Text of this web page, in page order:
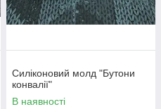
Силіконовий молд "Бутони
конвалії"
В наявності